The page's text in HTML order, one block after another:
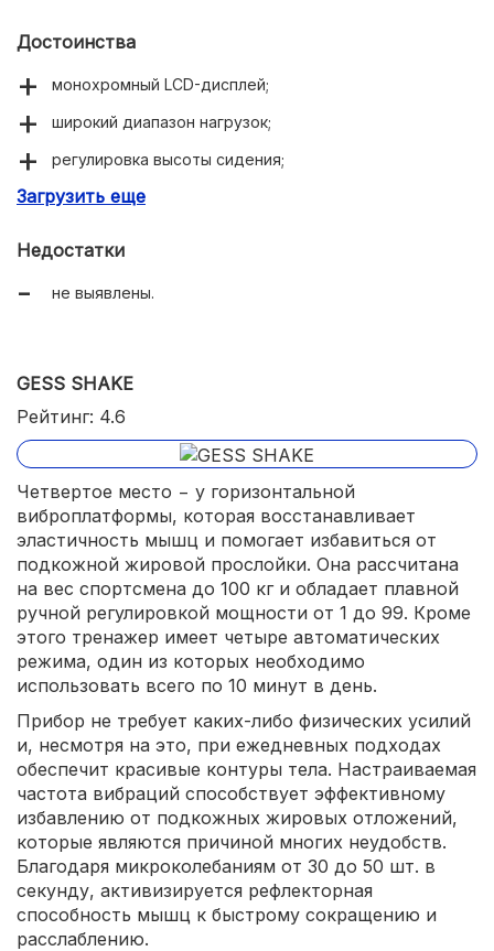
Достоинства
монохромный LCD-дисплей;
широкий диапазон нагрузок;
регулировка высоты сидения;
простые и быстрые настройки.
Загрузить еще
Недостатки
не выявлены.
GESS SHAKE
Рейтинг: 4.6
Четвертое место − у горизонтальной
виброплатформы, которая восстанавливает
эластичность мышц и помогает избавиться от
подкожной жировой прослойки. Она рассчитана
на вес спортсмена до 100 кг и обладает плавной
ручной регулировкой мощности от 1 до 99. Кроме
этого тренажер имеет четыре автоматических
режима, один из которых необходимо
использовать всего по 10 минут в день.
Прибор не требует каких-либо физических усилий
и, несмотря на это, при ежедневных подходах
обеспечит красивые контуры тела. Настраиваемая
частота вибраций способствует эффективному
избавлению от подкожных жировых отложений,
которые являются причиной многих неудобств.
Благодаря микроколебаниям от 30 до 50 шт. в
секунду, активизируется рефлекторная
способность мышц к быстрому сокращению и
расслаблению.